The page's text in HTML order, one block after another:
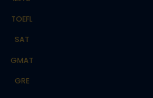
TOEFL
SAT
GMAT
GRE